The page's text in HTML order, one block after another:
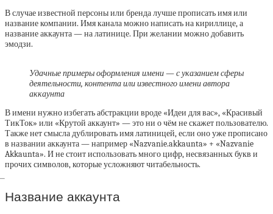
В случае известной персоны или бренда лучше прописать имя или
название компании. Имя канала можно написать на кириллице, а
название аккаунта — на латинице. При желании можно добавить
эмодзи.
Удачные примеры оформления имени — с указанием сферы
деятельности, контента или известного имени автора
аккаунта
В имени нужно избегать абстракции вроде «Идеи для вас», «Красивый
ТикТок» или «Крутой аккаунт» — это ни о чём не скажет пользователю.
Также нет смысла дублировать имя латиницей, если оно уже прописано
в названии аккаунта — например «Nazvanie.akkaunta» + «Nazvanie
Akkaunta». И не стоит использовать много цифр, несвязанных букв и
прочих символов, которые усложняют читабельность.
Название аккаунта